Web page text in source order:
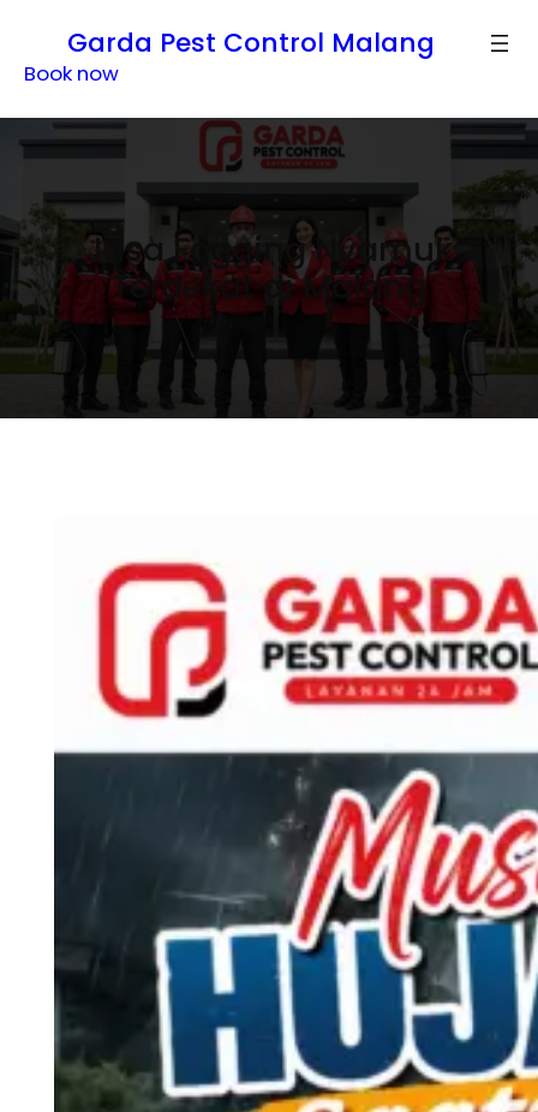
konten
Garda Pest Control Malang
Book now
Jasa Fogging Nyamuk
Terdekat di Malang